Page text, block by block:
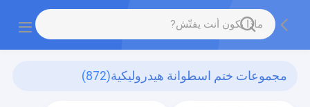
مجموعات ختم اسطوانة هيدروليكية(872)